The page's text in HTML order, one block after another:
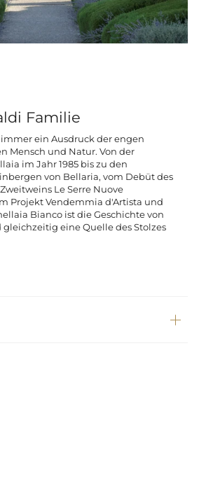
Familie
ein Ausdruck der engen
Mensch und Natur. Von der
im Jahr 1985 bis zu den
von Bellaria, vom Debüt des
Le Serre Nuove
Projekt Vendemmia d'Artista und
Bianco ist die Geschichte von
eine Quelle des Stolzes